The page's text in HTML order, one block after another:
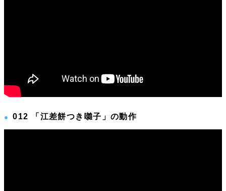
012 「江差餅つき囃子」の動作